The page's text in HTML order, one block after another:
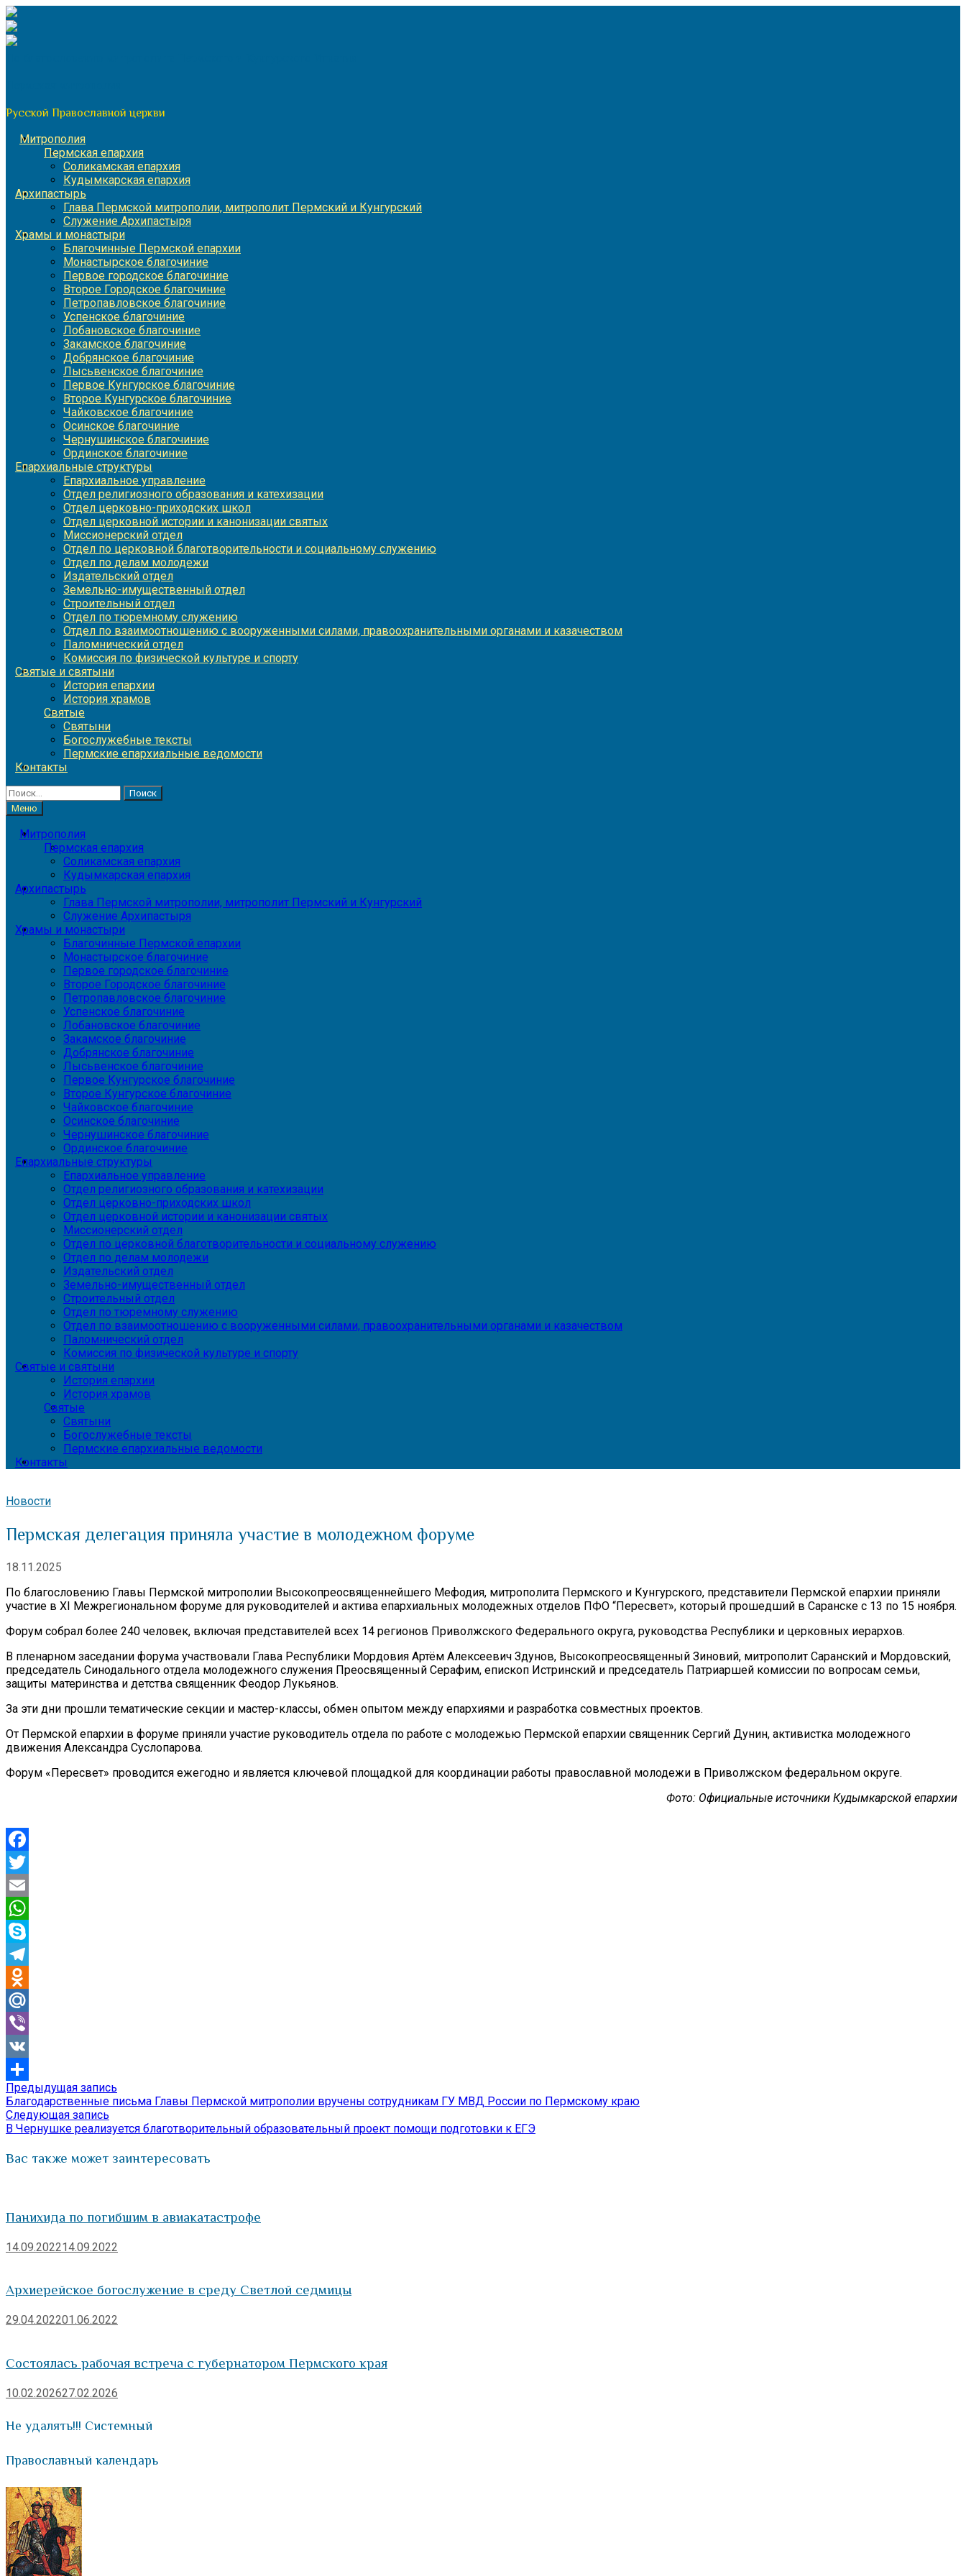
Перейти
к
содержимому
Русской Православной церкви
Митрополия
Пермская епархия
Соликамская епархия
Кудымкарская епархия
Архипастырь
Глава Пермской митрополии, митрополит Пермский и Кунгурский
Служение Архипастыря
Храмы и монастыри
Благочинные Пермской епархии
Монастырское благочиние
Первое городское благочиние
Второе Городское благочиние
Петропавловское благочиние
Успенское благочиние
Лобановское благочиние
Закамское благочиние
Добрянское благочиние
Лысьвенское благочиние
Первое Кунгурское благочиние
Второе Кунгурское благочиние
Чайковское благочиние
Осинское благочиние
Чернушинское благочиние
Ординское благочиние
Епархиальные структуры
Епархиальное управление
Отдел религиозного образования и катехизации
Отдел церковно-приходских школ
Отдел церковной истории и канонизации святых
Миссионерский отдел
Отдел по церковной благотворительности и социальному служению
Отдел по делам молодежи
Издательский отдел
Земельно-имущественный отдел
Строительный отдел
Отдел по тюремному служению
Отдел по взаимоотношению с вооруженными силами, правоохранительными органами и казачеством
Паломнический отдел
Комиссия по физической культуре и спорту
Святые и святыни
История епархии
История храмов
Святые
Святыни
Богослужебные тексты
Пермские епархиальные ведомости
Контакты
Найти:
Меню
Митрополия
Пермская епархия
Соликамская епархия
Кудымкарская епархия
Архипастырь
Глава Пермской митрополии, митрополит Пермский и Кунгурский
Служение Архипастыря
Храмы и монастыри
Благочинные Пермской епархии
Монастырское благочиние
Первое городское благочиние
Второе Городское благочиние
Петропавловское благочиние
Успенское благочиние
Лобановское благочиние
Закамское благочиние
Добрянское благочиние
Лысьвенское благочиние
Первое Кунгурское благочиние
Второе Кунгурское благочиние
Чайковское благочиние
Осинское благочиние
Чернушинское благочиние
Ординское благочиние
Епархиальные структуры
Епархиальное управление
Отдел религиозного образования и катехизации
Отдел церковно-приходских школ
Отдел церковной истории и канонизации святых
Миссионерский отдел
Отдел по церковной благотворительности и социальному служению
Отдел по делам молодежи
Издательский отдел
Земельно-имущественный отдел
Строительный отдел
Отдел по тюремному служению
Отдел по взаимоотношению с вооруженными силами, правоохранительными органами и казачеством
Паломнический отдел
Комиссия по физической культуре и спорту
Святые и святыни
История епархии
История храмов
Святые
Святыни
Богослужебные тексты
Пермские епархиальные ведомости
Контакты
Новости
Пермская делегация приняла участие в молодежном форуме
18.11.2025
По благословению Главы Пермской митрополии Высокопреосвященнейшего Мефодия, митрополита Пермского и Кунгурского, представители Пермской епархии приняли
участие в XI Межрегиональном форуме для руководителей и актива епархиальных молодежных отделов ПФО “Пересвет», который прошедший в Саранске с 13 по 15 ноября.
Форум собрал более 240 человек, включая представителей всех 14 регионов Приволжского Федерального округа, руководства Республики и церковных иерархов.
В пленарном заседании форума участвовали Глава Республики Мордовия Артём Алексеевич Здунов, Высокопреосвященный Зиновий, митрополит Саранский и Мордовский,
председатель Синодального отдела молодежного служения Преосвященный Серафим, епископ Истринский и председатель Патриаршей комиссии по вопросам семьи,
защиты материнства и детства священник Феодор Лукьянов.
За эти дни прошли тематические секции и мастер-классы, обмен опытом между епархиями и разработка совместных проектов.
От Пермской епархии в форуме приняли участие руководитель отдела по работе с молодежью Пермской епархии священник Сергий Дунин, активистка молодежного
движения Александра Суслопарова.
Форум «Пересвет» проводится ежегодно и является ключевой площадкой для координации работы православной молодежи в Приволжском федеральном округе.
Фото: Официальные источники Кудымкарской епархии
Facebook
Twitter
Email
WhatsApp
Skype
Telegram
Odnoklassniki
Mail.Ru
Viber
VK
Отправить
Навигация
по
записям
Предыдущая запись
запись:
Благодарственные письма Главы Пермской митрополии вручены сотрудникам ГУ МВД России по Пермскому краю
Следующая запись
запись:
В Чернушке реализуется благотворительный образовательный проект помощи подготовки к ЕГЭ
Вас также может заинтересовать
Панихида по погибшим в авиакатастрофе
14.09.202214.09.2022
Архиерейское богослужение в среду Светлой седмицы
29.04.202201.06.2022
Состоялась рабочая встреча с губернатором Пермского края
10.02.202627.02.2026
Не удалять!!! Системный
Православный календарь